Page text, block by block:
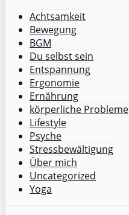
Achtsamkeit
Bewegung
BGM
Du selbst sein
Entspannung
Ergonomie
Ernährung
körperliche Probleme
Lifestyle
Psyche
Stressbewältigung
Über mich
Uncategorized
Yoga